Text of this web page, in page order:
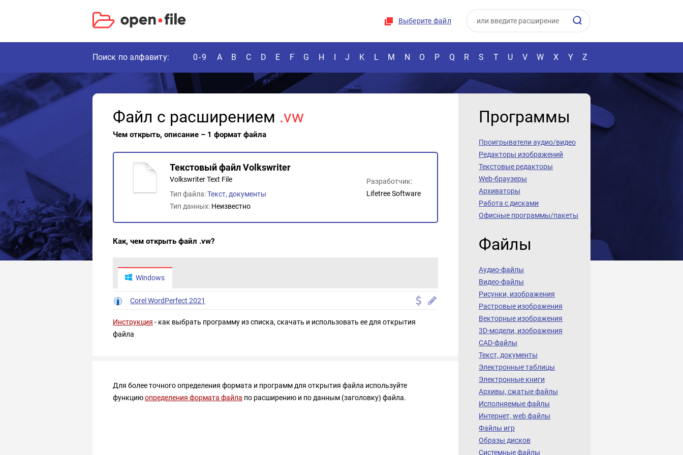
Выберите файл
Поиск по алфавиту: 0-9 A B C D E F G H I J K L M N O P Q R S T U V W X Y Z
Файл с расширением .vw
Чем открыть, описание – 1 формат файла
Текстовый файл Volkswriter
Volkswriter Text File
Тип файла:Текст, документы
Тип данных: Неизвестно
Разработчик:
Lifetree Software
Как, чем открыть файл .vw?
Windows
Corel WordPerfect 2021
Инструкция - как выбрать программу из списка, скачать и использовать ее для открытия
файла
Для более точного определения формата и программ для открытия файла используйте
функциюопределения формата файла по расширению и по данным (заголовку) файла.
Программы
Проигрыватели аудио/видео
Редакторы изображений
Текстовые редакторы
Web-браузеры
Архиваторы
Работа с дисками
Офисные программы/пакеты
Файлы
Аудио-файлы
Видео-файлы
Рисунки, изображения
Растровые изображения
Векторные изображения
3D-модели, изображения
CAD-файлы
Текст, документы
Электронные таблицы
Электронные книги
Архивы, сжатые файлы
Исполняемые файлы
Интернет, web файлы
Файлы игр
Образы дисков
Системные файлы